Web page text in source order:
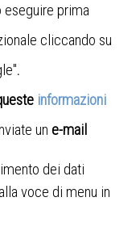
eseguire prima
cliccando su
.
informazioni
un e-mail
dei dati
voce di menu in